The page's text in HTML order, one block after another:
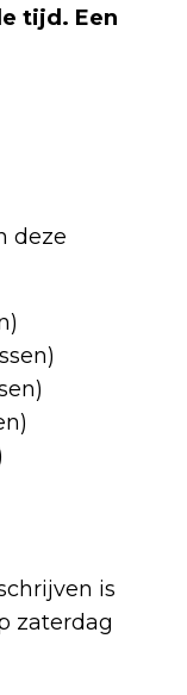
tijd. Een
deze
is
zaterdag